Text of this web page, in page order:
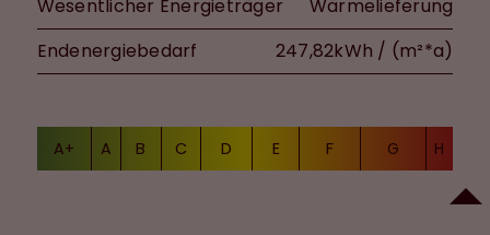
Wesentlicher Energieträger
Wärmelieferung
Endenergiebedarf
247,82kWh / (m²*a)
A+ A B C D E F G H